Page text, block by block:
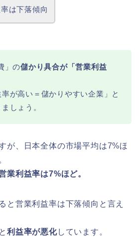
は下落傾向
」の儲かり具合が「営業利益
率が高い＝儲かりやすい企業」と
しょう。
が、日本全体の市場平均は7%ほ
業利益率は7%ほど。
と営業利益率は下落傾向と言え
利益率が悪化しています。